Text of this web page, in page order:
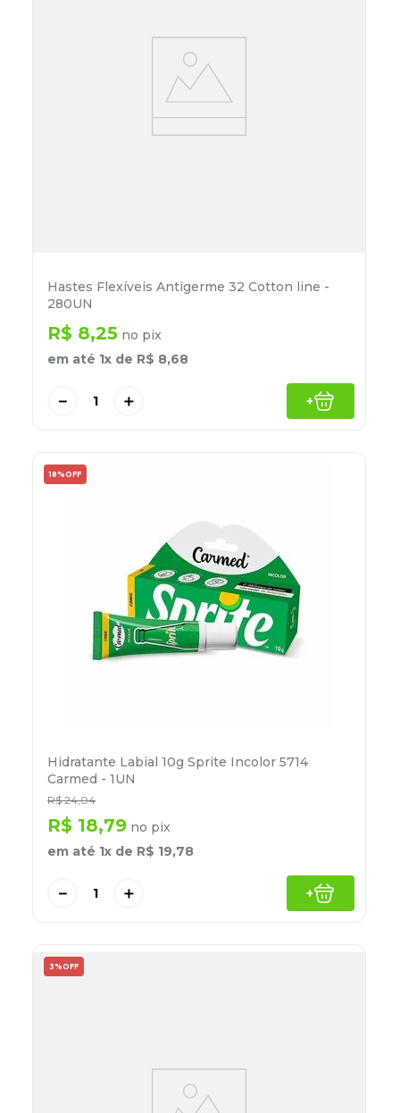
Hastes Flexíveis Antigerme 32 Cotton line -
280UN
R$ 8,25 no pix
em até 1x de R$ 8,68
＋
－ +
18% OFF
Hidratante Labial 10g Sprite Incolor 5714
Carmed - 1UN
R$ 24,04
R$ 18,79 no pix
em até 1x de R$ 19,78
＋
－ +
3% OFF